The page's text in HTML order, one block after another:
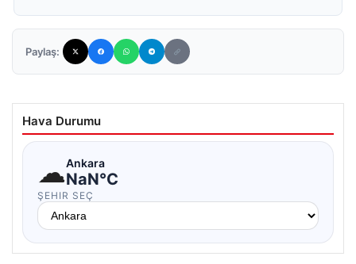
Paylaş:
Hava Durumu
☁Ankara
NaN°C
ŞEHIR SEÇ